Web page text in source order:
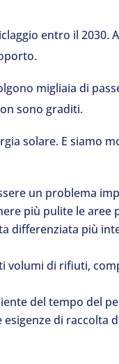
entro il 2030.
migliaia di
sono graditi.
solare. E siamo
un problema
più pulite le aree
differenziata più
volumi di rifiuti,
del tempo del
di raccolta